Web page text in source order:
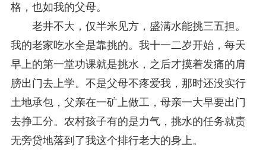
格，也如我的父母。
老井不大，仅半米见方，盛满水能挑三五担。
我的老家吃水全是靠挑的。我十一二岁开始，每天
早上的第一堂功课就是挑水，之后才摸着发痛的肩
膀出门去上学。不是父母不疼爱我，那时还没实行
土地承包，父亲在一矿上做工，母亲一大早要出门
去挣工分。农村孩子有的是力气，挑水的任务就责
无旁贷地落到了我这个排行老大的身上。